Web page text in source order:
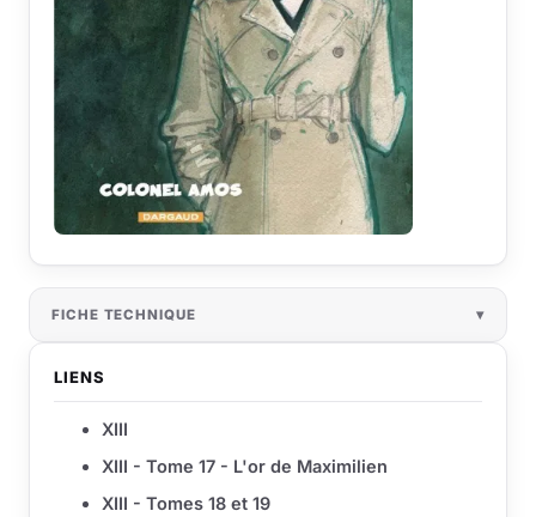
FICHE TECHNIQUE
LIENS
XIII
XIII - Tome 17 - L'or de Maximilien
XIII - Tomes 18 et 19